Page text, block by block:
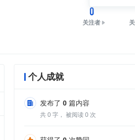
0
关注者
个人成就
发布了 0 篇内容
共 0 字， 被阅读 0 次